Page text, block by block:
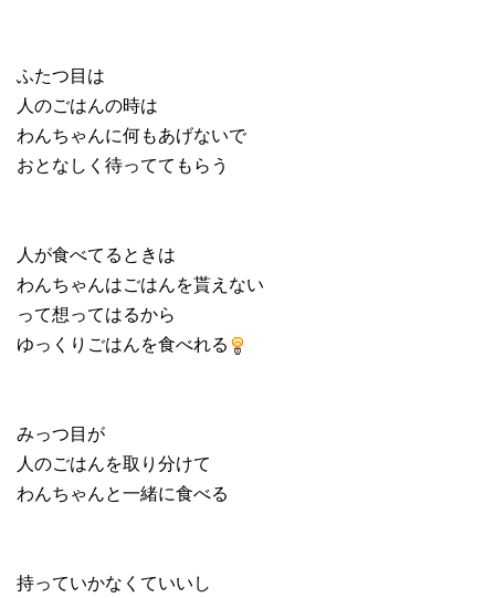
ふたつ目は
人のごはんの時は
わんちゃんに何もあげないで
おとなしく待っててもらう
人が食べてるときは
わんちゃんはごはんを貰えない
って想ってはるから
ゆっくりごはんを食べれる
みっつ目が
人のごはんを取り分けて
わんちゃんと一緒に食べる
持っていかなくていいし